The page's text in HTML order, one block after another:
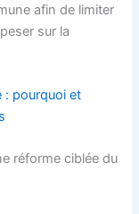
afin de limiter
sur la
: pourquoi et
réforme ciblée du